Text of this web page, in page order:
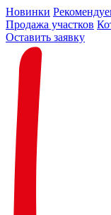
Новинки
Продажа участков
Оставить заявку